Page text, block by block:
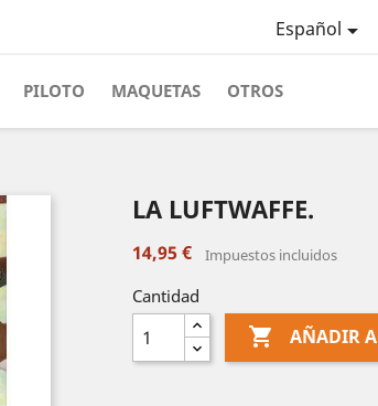
Español
PILOTO MAQUETAS OTROS
LA LUFTWAFFE.
14,95 € Impuestos incluidos
Cantidad
 AÑADIR